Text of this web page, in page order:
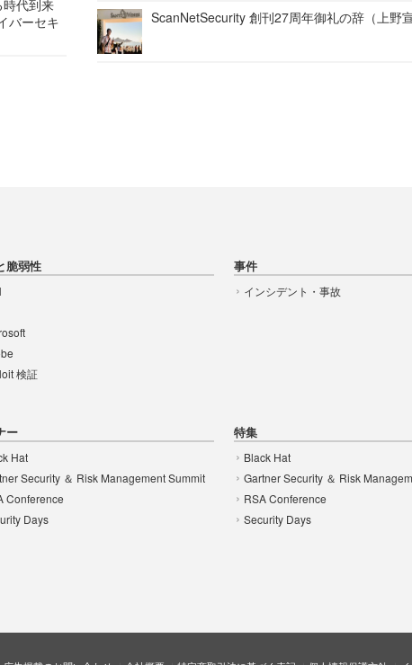
代到来
バーセキ
ScanNetSecurity 創刊27周年御礼の辞（上野宣
脆弱性
検証
事件
インシデント・事故
ー
Hat
Security ＆ Risk Management Summit
Conference
Days
特集
Black Hat
Gartner Security ＆ Risk
RSA Conference
Security Days